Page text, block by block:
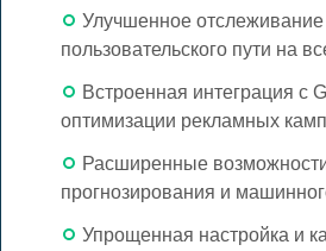
Улучшенное отслеживание
пользовательского пути на
Встроенная интеграция с
оптимизации рекламных
Расширенные
прогнозирования и
Упрощенная настройка и